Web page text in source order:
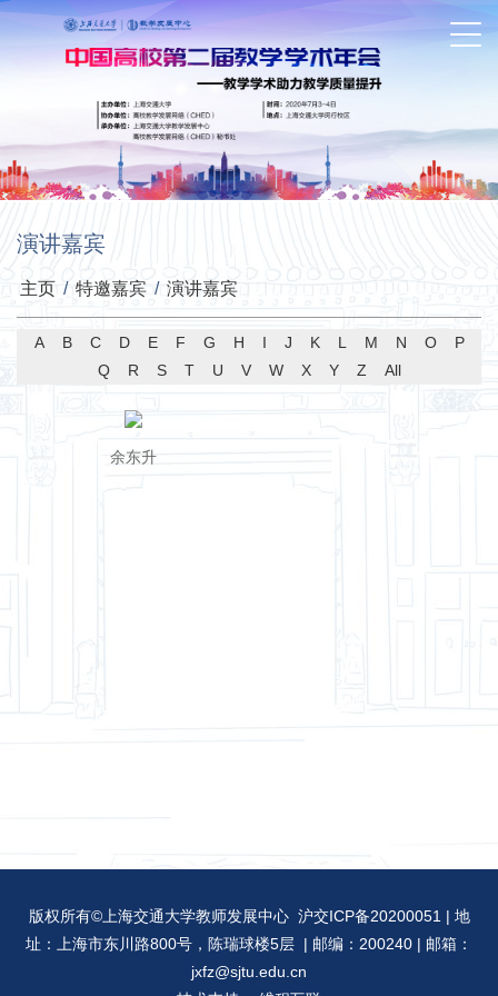
演讲嘉宾
主页 / 特邀嘉宾 / 演讲嘉宾
A B C D E F G H I J K L M N O
P
Q
R S T U V W X Y Z All
余东升
版权所有©上海交通大学教师发展中心 沪交ICP备20200051 | 地
址：上海市东川路800号，陈瑞球楼5层 | 邮编：200240 | 邮箱：
jxfz@sjtu.edu.cn